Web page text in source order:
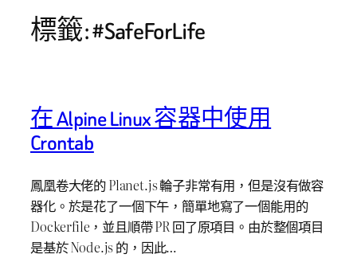
標籤:#SafeForLife
在 Alpine Linux 容器中使用
Crontab
鳳凰卷大佬的 Planet.js 輪子非常有用，但是沒有做容
器化。於是花了一個下午，簡單地寫了一個能用的
Dockerfile，並且順帶 PR 回了原項目。由於整個項目
是基於 Node.js 的，因此…